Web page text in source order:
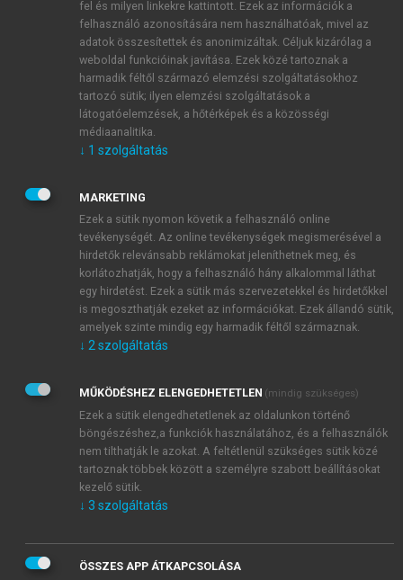
1 óra díjmentes hozzáférés
E-MAIL-CÍM
JELSZÓ
JELSZÓ ÚJRA
Kérek értesítést a MeRSZ újdonságairól, akcióiról.
Kérek értesítést az Akadémiai Kiadó Zrt. újdonságairól,
Adatkezelési tájékoztatóbanfoglaltakat tudomásul
veszem és elfogadom.
Általános vásárlási feltételeket, valamint a szotar.netés a
mersz.huoldalak licencszerződéseiben foglaltakat
tudomásul veszem és elfogadom.
KIPRÓBÁLOM
fel és milyen linkekre kattintott. Ezek az információk a
felhasználó azonosítására nem használhatóak, mivel az
adatok összesítettek és anonimizáltak. Céljuk kizárólag a
weboldal funkcióinak javítása. Ezek közé tartoznak a
harmadik féltől származó elemzési szolgáltatásokhoz
tartozó sütik; ilyen elemzési szolgáltatások a
látogatóelemzések, a hőtérképek és a közösségi
médiaanalitika.
↓ 1 szolgáltatás
MARKETING
Ezek a sütik nyomon követik a felhasználó online
tevékenységét. Az online tevékenységek megismerésével a
hirdetők relevánsabb reklámokat jeleníthetnek meg, és
korlátozhatják, hogy a felhasználó hány alkalommal láthat
egy hirdetést. Ezek a sütik más szervezetekkel és hirdetőkkel
is megoszthatják ezeket az információkat. Ezek állandó sütik,
amelyek szinte mindig egy harmadik féltől származnak.
↓ 2 szolgáltatás
MŰKÖDÉSHEZ ELENGEDHETETLEN (mindig szükséges)
Ezek a sütik elengedhetetlenek az oldalunkon történő
böngészéshez,a funkciók használatához, és a felhasználók
nem tilthatják le azokat. A feltétlenül szükséges sütik közé
tartoznak többek között a személyre szabott beállításokat
kezelő sütik.
↓ 3 szolgáltatás
ÖSSZES APP ÁTKAPCSOLÁSA